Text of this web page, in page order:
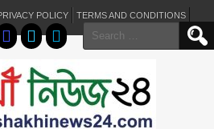
POLICY TERMS AND CONDITIONS
Search
for: